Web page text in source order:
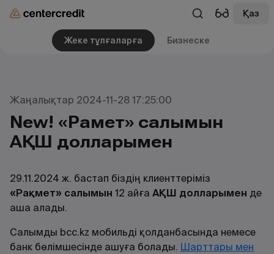
Қаз
Жеке тұлғаларға Бизнеске
Жаңалықтар 2024-11-28 17:25:00
New! «Рақмет» салымын
АҚШ долларымен
29.11.2024 ж. бастап біздің клиенттеріміз
«Рақмет» салымын 12 айға АҚШ долларымен де
аша алады.
Салымды bcc.kz мобильді қолданбасында немесе
банк бөлімшесінде ашуға болады. Шарттары мен